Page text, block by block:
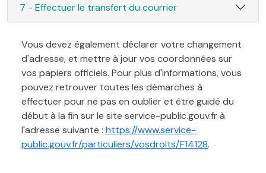
7 - Effectuer le transfert du courrier
Vous devez également déclarer votre changement
d'adresse, et mettre à jour vos coordonnées sur
vos papiers officiels. Pour plus d'informations, vous
pouvez retrouver toutes les démarches à
effectuer pour ne pas en oublier et être guidé du
début à la fin sur le site service-public.gouv.fr à
l'adresse suivante : https://www.service-
public.gouv.fr/particuliers/vosdroits/F14128.